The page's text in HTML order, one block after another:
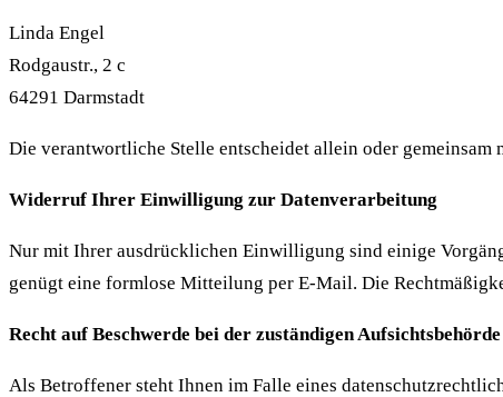
Linda Engel
Rodgaustr., 2 c
64291 Darmstadt
Die verantwortliche Stelle entscheidet allein oder
Widerruf Ihrer Einwilligung zur Datenverarbeitung
Nur mit Ihrer ausdrücklichen Einwilligung sind einige
genügt eine formlose Mitteilung per E-Mail. Die
Recht auf Beschwerde bei der zuständigen Aufsichtsbehörde
Als Betroffener steht Ihnen im Falle eines